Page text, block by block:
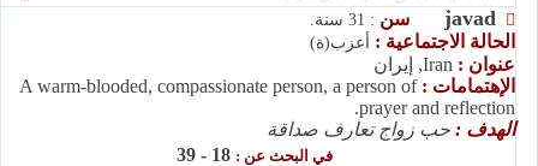
javad سن : 31 سنة.
الحالة الاجتماعية : أعزب(ة)
عنوان : Iran, إيران
الإهتمامات :A warm-blooded, compassionate person, a person of
prayer and reflection.
الهدف : حب زواج تعارف صداقة
في البحث عن :